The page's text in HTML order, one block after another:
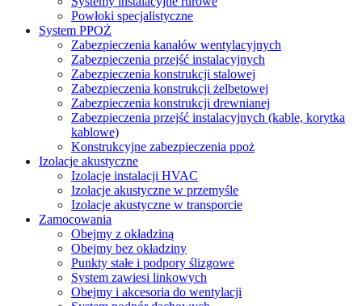
Powłoki specjalistyczne
System PPOŻ
Zabezpieczenia kanałów wentylacyjnych
Zabezpieczenia przejść instalacyjnych
Zabezpieczenia konstrukcji stalowej
Zabezpieczenia konstrukcji żelbetowej
Zabezpieczenia konstrukcji drewnianej
Zabezpieczenia przejść instalacyjnych (kable, korytka
kablowe)
Konstrukcyjne zabezpieczenia ppoż
Izolacje akustyczne
Izolacje instalacji HVAC
Izolacje akustyczne w przemyśle
Izolacje akustyczne w transporcie
Zamocowania
Obejmy z okładziną
Obejmy bez okładziny
Punkty stałe i podpory ślizgowe
System zawiesi linkowych
Obejmy i akcesoria do wentylacji